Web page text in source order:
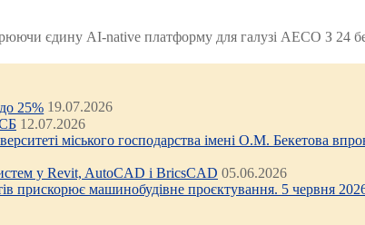
єдину AI-native платформу для галузі AECO З
25% 19.07.2026
12.07.2026
міського господарства імені О.М. Бекетова
у Revit, AutoCAD і BricsCAD 05.06.2026
прискорює машинобудівне проєктування. 5 червня